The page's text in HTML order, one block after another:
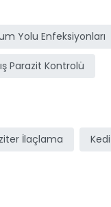
Yolu Enfeksiyonları
Parazit Kontrolü
İlaçlama